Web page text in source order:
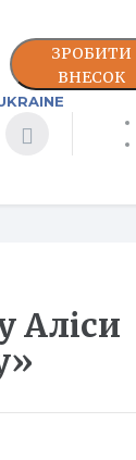
ЗРОБИТИ
ВНЕСОК
Аліси